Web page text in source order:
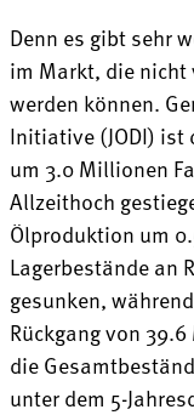
Denn es gibt sehr
im Markt, die
werden können.
Initiative (JODI) ist
um 3.0 Millionen
Allzeithoch
Ölproduktion um
Lagerbestände an
gesunken,
Rückgang von
die
unter dem 5-